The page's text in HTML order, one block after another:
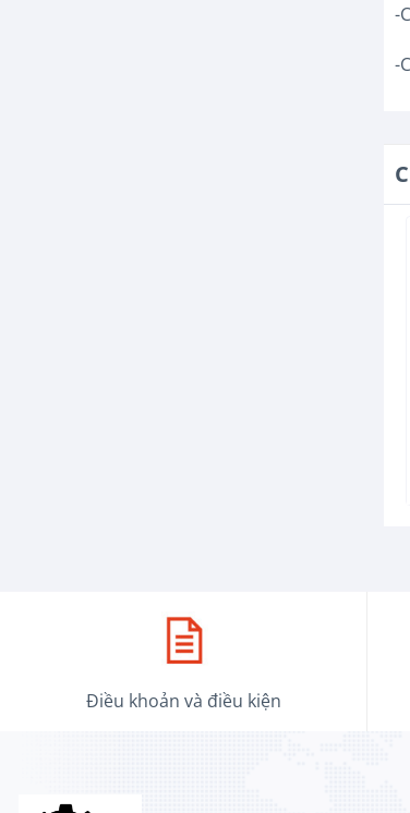
-
-
Điều khoản và điều kiện